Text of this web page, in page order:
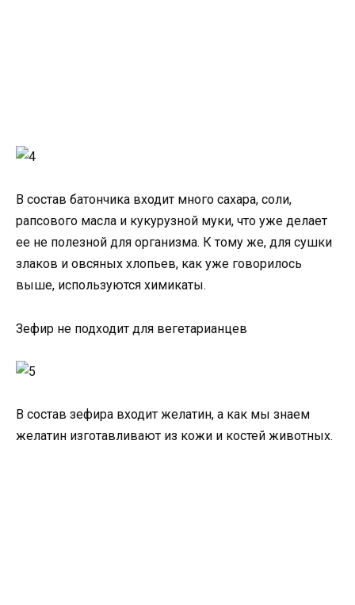
В состав батончика входит много сахара, соли,
рапсового масла и кукурузной муки, что уже делает
ее не полезной для организма. К тому же, для сушки
злаков и овсяных хлопьев, как уже говорилось
выше, используются химикаты.
Зефир не подходит для вегетарианцев
В состав зефира входит желатин, а как мы знаем
желатин изготавливают из кожи и костей животных.